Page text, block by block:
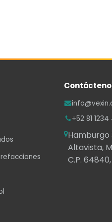
+52 81
Hamburgo
Altavista,
C.P.